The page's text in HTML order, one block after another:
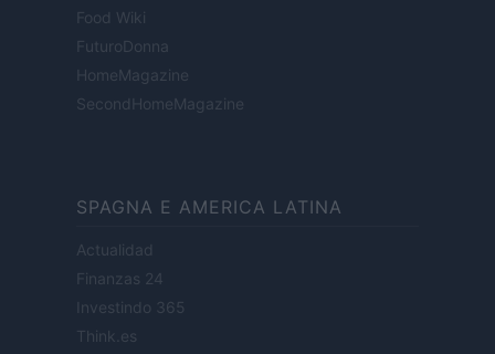
Food Wiki
FuturoDonna
HomeMagazine
SecondHomeMagazine
SPAGNA E AMERICA LATINA
Actualidad
Finanzas 24
Investindo 365
Think.es